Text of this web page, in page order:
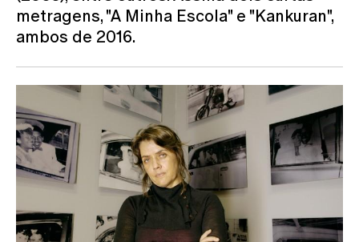
metragens, "A Minha Escola" e "Kankuran",
ambos de 2016.